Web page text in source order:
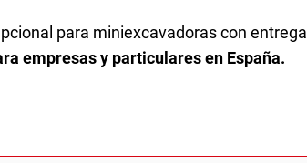
para miniexcavadoras con entrega
empresas y particulares en España.